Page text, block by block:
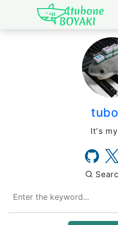
Japanese
It's